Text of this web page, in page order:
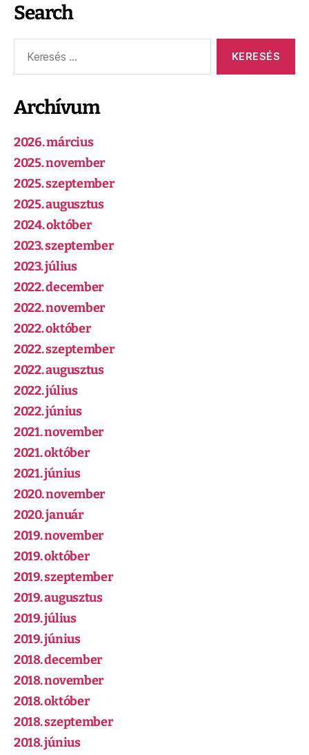
Search
Archívum
2026. március
2025. november
2025. szeptember
2025. augusztus
2024. október
2023. szeptember
2023. július
2022. december
2022. november
2022. október
2022. szeptember
2022. augusztus
2022. július
2022. június
2021. november
2021. október
2021. június
2020. november
2020. január
2019. november
2019. október
2019. szeptember
2019. augusztus
2019. július
2019. június
2018. december
2018. november
2018. október
2018. szeptember
2018. június